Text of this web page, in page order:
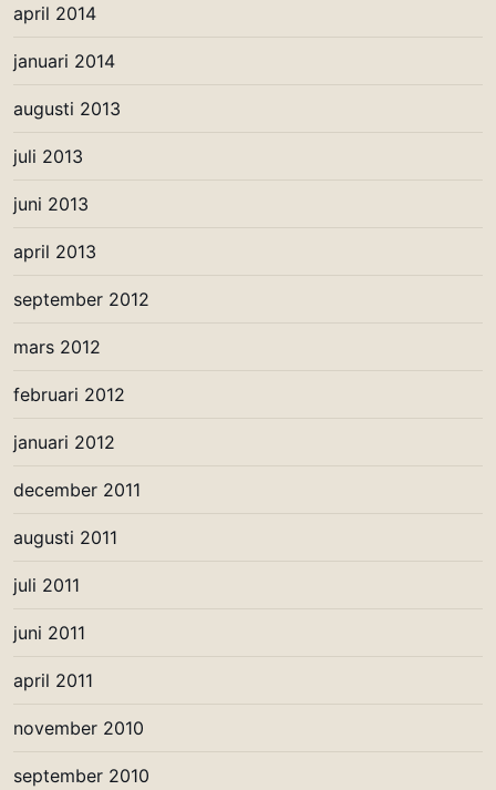
april 2014
januari 2014
augusti 2013
juli 2013
juni 2013
april 2013
september 2012
mars 2012
februari 2012
januari 2012
december 2011
augusti 2011
juli 2011
juni 2011
april 2011
november 2010
september 2010